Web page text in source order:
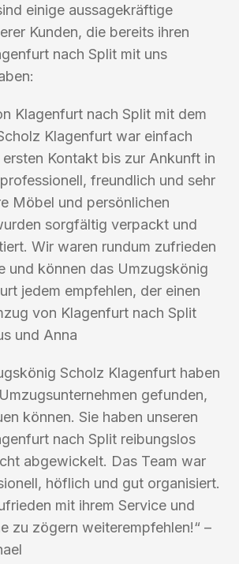
einige aussagekräftige
Kunden, die bereits ihren
nach Split mit uns
Klagenfurt nach Split mit dem
Klagenfurt war einfach
Kontakt bis zur Ankunft in
freundlich und sehr
Möbel und persönlichen
sorgfältig verpackt und
Wir waren rundum zufrieden
und können das Umzugskönig
jedem empfehlen, der einen
von Klagenfurt nach Split
und Anna
Scholz Klagenfurt haben
gefunden,
können. Sie haben unseren
nach Split reibungslos
abgewickelt. Das Team war
höflich und gut organisiert.
mit ihrem Service und
zu zögern weiterempfehlen!“ –